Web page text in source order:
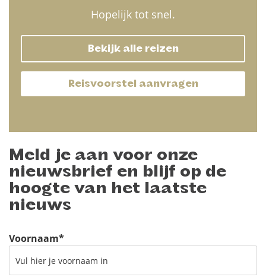
Hopelijk tot snel.
Bekijk alle reizen
Reisvoorstel aanvragen
Meld je aan voor onze
nieuwsbrief en blijf op de
hoogte van het laatste
nieuws
Voornaam*